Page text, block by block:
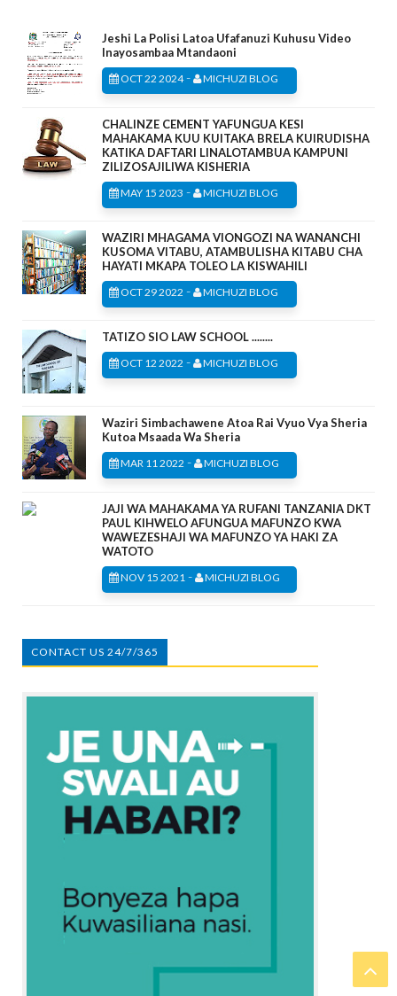
Jeshi La Polisi Latoa Ufafanuzi Kuhusu Video
Inayosambaa Mtandaoni
OCT 22 2024- MICHUZI BLOG
CHALINZE CEMENT YAFUNGUA KESI
MAHAKAMA KUU KUITAKA BRELA KUIRUDISHA
KATIKA DAFTARI LINALOTAMBUA KAMPUNI
ZILIZOSAJILIWA KISHERIA
MAY 15 2023 - MICHUZI BLOG
WAZIRI MHAGAMA VIONGOZI NA WANANCHI
KUSOMA VITABU, ATAMBULISHA KITABU CHA
HAYATI MKAPA TOLEO LA KISWAHILI
OCT 29 2022 - MICHUZI BLOG
TATIZO SIO LAW SCHOOL ........
OCT 12 2022 - MICHUZI BLOG
Waziri Simbachawene Atoa Rai Vyuo Vya Sheria
Kutoa Msaada Wa Sheria
MAR 11 2022 - MICHUZI BLOG
JAJI WA MAHAKAMA YA RUFANI TANZANIA DKT
PAUL KIHWELO AFUNGUA MAFUNZO KWA
WAWEZESHAJI WA MAFUNZO YA HAKI ZA
WATOTO
NOV 15 2021 - MICHUZI BLOG
CONTACT US 24/7/365